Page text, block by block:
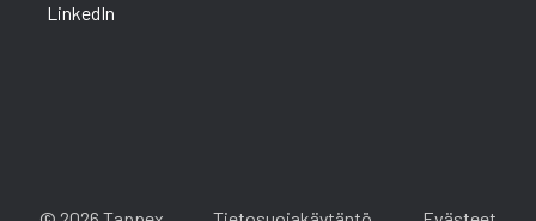
LinkedIn